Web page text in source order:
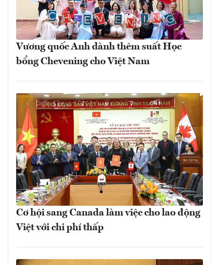
Vương quốc Anh dành thêm suất Học
bổng Chevening cho Việt Nam
Cơ hội sang Canada làm việc cho lao động
Việt với chi phí thấp